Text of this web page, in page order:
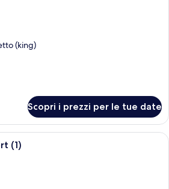
(king)
Scopri i prezzi per le tue date
Frigorifero, microonde, forno, piano
(1)